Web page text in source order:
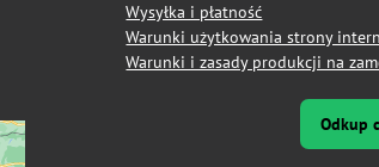
Wysyłka i płatność
Warunki użytkowania strony
Warunki i zasady produkcji na
Odkup